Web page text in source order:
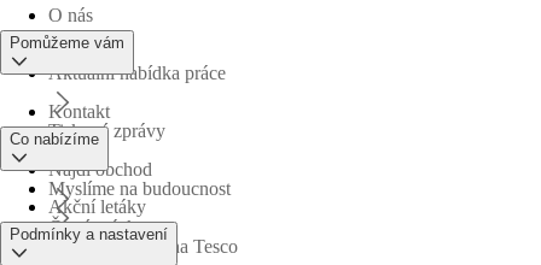
O nás
Aktuální nabídka práce
Tiskové zprávy
Myslíme na budoucnost
Obchodní skupina Tesco
Pomůžeme vám
Kontakt
Najdi obchod
Časté otázky
Co nabízíme
Akční letáky
Podmínky a nastavení